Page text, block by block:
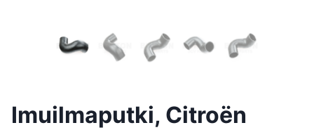
Imuilmaputki, Citroën